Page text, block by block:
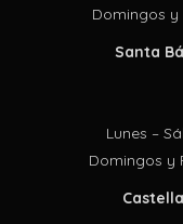
Domingos y
Santa
Lunes –
Domingos y